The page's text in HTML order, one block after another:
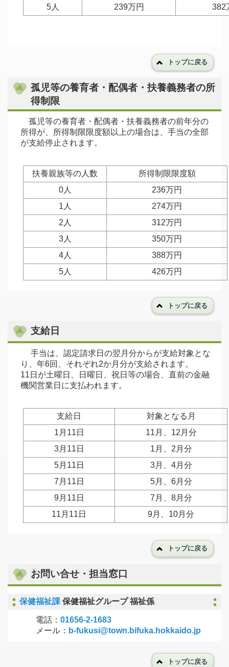
5人
239万円 382
トップに戻る
孤児等の養育者・配偶者・扶養義務者の所
得制限
孤児等の養育者・配偶者・扶養義務者の前年分の
所得が、所得制限限度額以上の場合は、手当の全部
が支給停止されます。
扶養親族等の人数
所得制限限度額
0人
236万円
1人
274万円
2人
312万円
3人
350万円
4人
388万円
5人
426万円
トップに戻る
支給日
手当は、認定請求日の翌月分からが支給対象とな
り、年6回、それぞれ2か月分が支給されます。
11日が土曜日、日曜日、祝日等の場合、直前の金融
機関営業日に支払われます。
支給日
対象となる月
1月11日
11月、12月分
3月11日
1月、2月分
5月11日
3月、4月分
7月11日
5月、6月分
9月11日
7月、8月分
11月11日
9月、10月分
トップに戻る
お問い合せ・担当窓口
保健福祉課 保健福祉グループ 福祉係
電話： 01656-2-1683
メール： b-fukusi@town.bifuka.hokkaido.jp
トップに戻る